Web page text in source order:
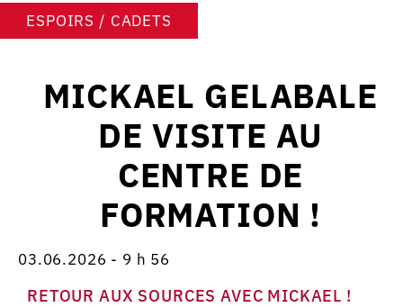
ESPOIRS / CADETS
MICKAEL GELABALE
DE VISITE AU
CENTRE DE
FORMATION !
03.06.2026 - 9 h 56
RETOUR AUX SOURCES AVEC MICKAEL !